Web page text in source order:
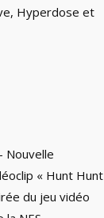
Hyperdose et
Nouvelle
« Hunt Hunt
du jeu vidéo